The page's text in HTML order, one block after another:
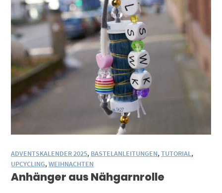
ADVENTSKALENDER 2025, BASTELANLEITUNGEN,TUTORIAL,
UPCYCLING,WEIHNACHTEN
Anhänger aus Nähgarnrolle